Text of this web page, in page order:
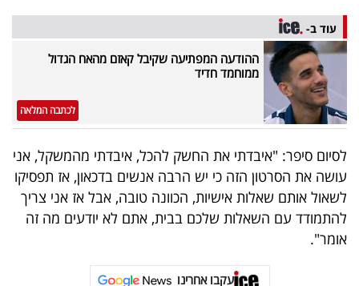
פעולה
דרושים
ניוזלטרים
מייל
אדום
עוד ב-
ההודעה המפתיעה שקיבל קאזם מהאח הגדול
ממוחמד חדיד
לכתבה המלאה
לסיום סיפר: "איבדתי את החשק להכל, איבדתי מהמשקל, אני
עושה את הסרטון הזה כי יש הרבה אנשים בדכאון, אז תפסיקו
לשאול אותם שאלות אישיות, הכוונה טובה, אבל אז אני צריך
להתמודד עם השאלות שלכם בבית, אתם לא יודעים מה זה
אומר".
עקבו אחרינו